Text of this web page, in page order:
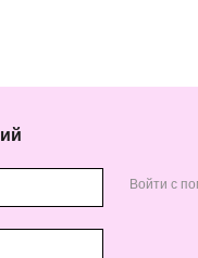
Войти с